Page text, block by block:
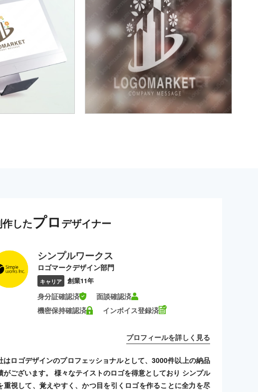
したプロ デザイナー
シンプルワークス
ロゴマークデザイン部門
キャリア 創業11年
身分証確認済
面談確認済
機密保持確認済
インボイス登録済
プロフィールを詳しく見る
はロゴデザインのプロフェッショナルとして、3000件以上の納品
がございます。 様々なテイストのロゴを得意としており シンプル
重視して、覚えやすく、かつ目を引くロゴを作ることに全力を尽